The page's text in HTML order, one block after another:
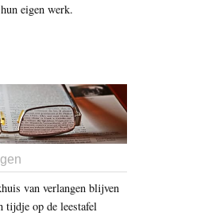
eigen werk.
van verlangen blijven
tijdje op de leestafel